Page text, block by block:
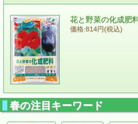
花と野菜の化成肥
価格:814円(税込)
春の注目キーワード